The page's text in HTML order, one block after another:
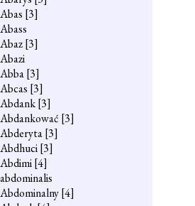
Abas [3]
Abass
Abaz[3]
Abazi
Abba[3]
Abcas [3]
Abdank[3]
Abdankować [3]
Abderyta[3]
Abdhuci[3]
Abdimi[4]
abdominalis
Abdominalny[4]